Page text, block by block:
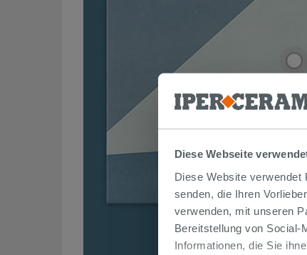
Diese Webseite
Diese Website verwendet
senden, die Ihren
verwenden, mit unseren
Bereitstellung von Social-
Informationen, die Sie